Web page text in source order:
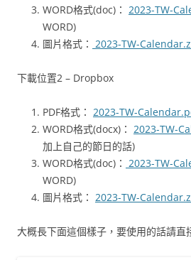
WORD格式(doc)： 2023-TW-
WORD)
圖片格式： 2023-TW-
下載位置2 – Dropbox
PDF格式： 2023-TW-
WORD格式(docx)： 2023-TW-
加上自己的節日的話)
WORD格式(doc)： 2023-TW-
WORD)
圖片格式： 2023-TW-
大概長下面這個樣子，要使用的話請直